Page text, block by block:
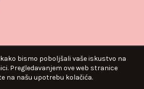
bismo poboljšali vaše iskustvo na
Pregledavanjem ove web stranice
na našu upotrebu kolačića.